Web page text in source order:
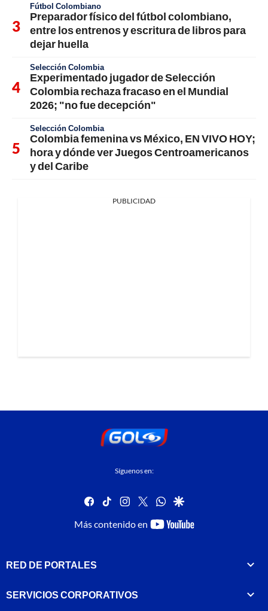
Fútbol Colombiano
Preparador físico del fútbol colombiano,
entre los entrenos y escritura de libros para
dejar huella
Selección Colombia
Experimentado jugador de Selección
Colombia rechaza fracaso en el Mundial
2026; "no fue decepción"
Selección Colombia
Colombia femenina vs México, EN VIVO HOY;
hora y dónde ver Juegos Centroamericanos
y del Caribe
PUBLICIDAD
Síguenos en:
facebook
tiktok instagram
twitterwhatsapp
google
Más contenido en
youtube-
RED DE PORTALES
SERVICIOS CORPORATIVOS